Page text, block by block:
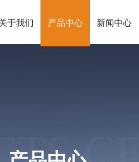
于我们 产品中心 新闻中心